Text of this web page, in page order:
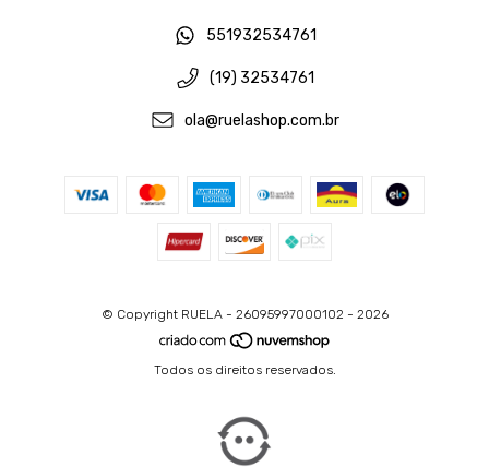
551932534761
(19) 32534761
ola@ruelashop.com.br
© Copyright RUELA - 26095997000102 - 2026
Todos os direitos reservados.